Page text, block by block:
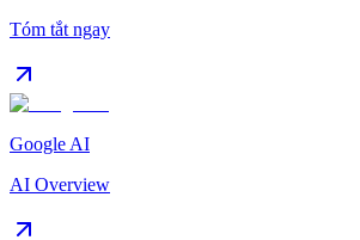
Tóm tắt ngay
Google AI
AI Overview